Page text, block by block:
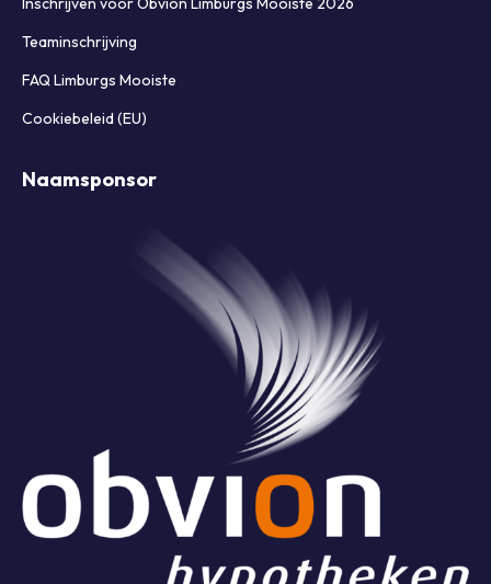
Teaminschrijving
FAQ Limburgs Mooiste
Cookiebeleid (EU)
Naamsponsor